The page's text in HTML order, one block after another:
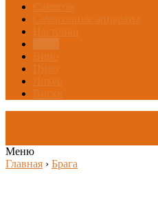
Самогон
Самогонные аппараты
Настойки
Вино
Пиво
Ликёр
Виски
Меню
Главная › Брага